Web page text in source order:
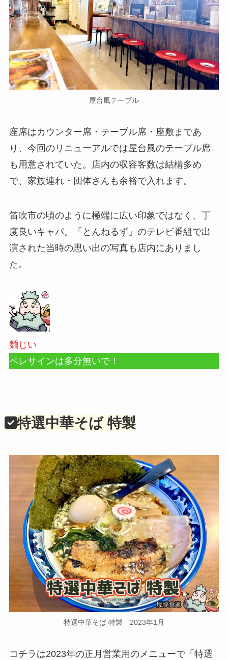
屋台風テーブル
座席はカウンター席・テーブル席・座敷まであ
り、今回のリニューアルでは屋台風のテーブル席
も用意されていた。店内の収容客数は結構多め
で、家族連れ・団体さんも余裕で入れます。
笛吹市の頃のように極端に広い印象ではなく、丁
度良いキャパ。「とんねるず」のテレビ番組で出
演された当時の思い出の写真も店内にありまし
た。
麺じい
ペレサインは多分無いで！
特選中華そば 特製
特選中華そば 特製 2023年1月
コチラは2023年の正月営業用のメニューで「特選